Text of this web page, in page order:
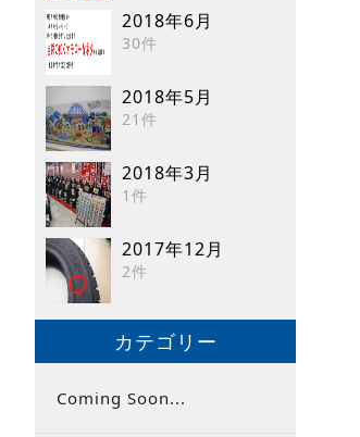
2018年6月
30件
2018年5月
21件
2018年3月
1件
2017年12月
2件
カテゴリー
Coming Soon...